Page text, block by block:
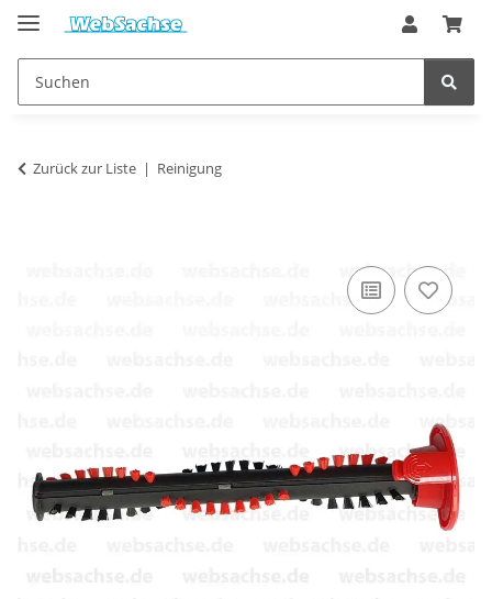
Zurück zur Liste Reinigung